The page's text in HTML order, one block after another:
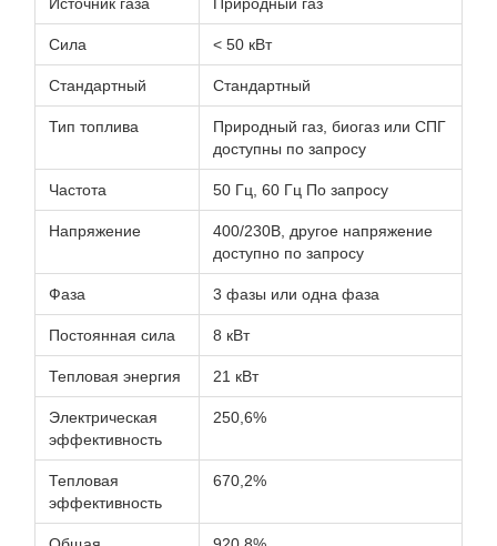
Сила < 50 кВт
Стандартный Стандартный
Тип топлива
Природный газ, биогаз или СПГ
доступны по запросу
Частота 50 Гц, 60 Гц По запросу
Напряжение
400/230В, другое напряжение
доступно по запросу
Фаза 3 фазы или одна фаза
Постоянная сила 8 кВт
Тепловая энергия 21 кВт
Электрическая
эффективность
250,6%
Тепловая
эффективность
670,2%